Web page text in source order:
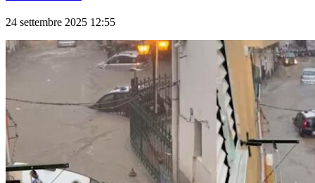
24 settembre 2025 12:55